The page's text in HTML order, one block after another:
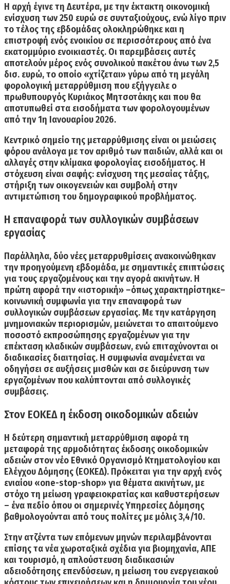
Η αρχή έγινε τη Δευτέρα, με την έκτακτη οικονομική
ενίσχυση των 250 ευρώ σε συνταξιούχους, ενώ λίγο πριν
το τέλος της εβδομάδας ολοκληρώθηκε καιη
επιστροφή ενός ενοικίου σε περισσότερους από ένα
εκατομμύριο ενοικιαστές. Οι παρεμβάσεις αυτές
αποτελούν μέρος ενός συνολικού πακέτου άνω των 2,5
δισ. ευρώ,το οποίο «χτίζεται» γύρω από τη μεγάλη
φορολογική μεταρρύθμιση που εξήγγειλε ο
πρωθυπουργός Κυριάκος Μητσοτάκηςκαι που θα
αποτυπωθεί στα εισοδήματα των φορολογουμένων
από την 1η Ιανουαρίου 2026.
Κεντρικό σημείο της μεταρρύθμισης είναι οι μειώσεις
φόρου ανάλογα με τον αριθμό των παιδιών, αλλά και οι
αλλαγές στην κλίμακα φορολογίας εισοδήματος. Η
στόχευση είναι σαφής: ενίσχυση της μεσαίας τάξης,
στήριξη των οικογενειών και συμβολή στην
αντιμετώπιση του δημογραφικού προβλήματος.
Η επαναφορά των συλλογικών συμβάσεων
εργασίας
Παράλληλα, δύο νέες μεταρρυθμίσεις ανακοινώθηκαν
την προηγούμενη εβδομάδα, με σημαντικές επιπτώσεις
για τους εργαζομένους και την αγορά ακινήτων. Η
πρώτη αφορά την «ιστορική» –όπως χαρακτηρίστηκε–
κοινωνική συμφωνία για την επαναφορά των
συλλογικών συμβάσεων εργασίας. Με την κατάργηση
μνημονιακών περιορισμών, μειώνεται το απαιτούμενο
ποσοστό εκπροσώπησης εργαζομένων για την
επέκταση κλαδικών συμβάσεων, ενώ επιταχύνονται οι
διαδικασίες διαιτησίας. Η συμφωνία αναμένεται να
οδηγήσει σε αυξήσεις μισθών και σε διεύρυνση των
εργαζομένων που καλύπτονται από συλλογικές
συμβάσεις.
Στον ΕΟΚΕΔ η έκδοση οικοδομικών αδειών
Η δεύτερη σημαντική μεταρρύθμιση αφορά τη
μεταφορά της αρμοδιότητας έκδοσης οικοδομικών
αδειών στον νέο Εθνικό Οργανισμό Κτηματολογίου και
Ελέγχου Δόμησης (ΕΟΚΕΔ). Πρόκειται για την αρχή ενός
ενιαίου «one-stop-shop» για θέματα ακινήτων, με
στόχο τη μείωση γραφειοκρατίας και καθυστερήσεων
– ένα πεδίο όπου οι σημερινές Υπηρεσίες Δόμησης
βαθμολογούνται από τους πολίτες με μόλις 3,4/10.
Στην ατζέντα των επόμενων μηνών περιλαμβάνονται
επίσης τα νέα χωροταξικά σχέδια για βιομηχανία, ΑΠΕ
και τουρισμό, η απλούστευση διαδικασιών
αδειοδότησης επενδύσεων, η μείωση του ενεργειακού